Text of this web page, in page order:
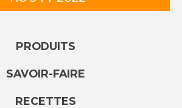
PRODUITS
SAVOIR-FAIRE
RECETTES